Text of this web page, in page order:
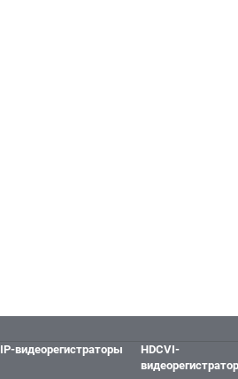
IP-видеорегистраторы
HDCVI-